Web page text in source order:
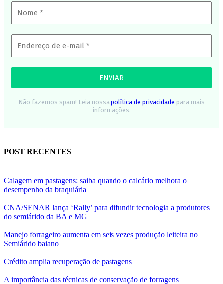
Não fazemos spam! Leia nossa política de privacidade para mais
informações.
POST RECENTES
Calagem em pastagens: saiba quando o calcário melhora o
desempenho da braquiária
CNA/SENAR lança ‘Rally’ para difundir tecnologia a produtores
do semiárido da BA e MG
Manejo forrageiro aumenta em seis vezes produção leiteira no
Semiárido baiano
Crédito amplia recuperação de pastagens
A importância das técnicas de conservação de forragens